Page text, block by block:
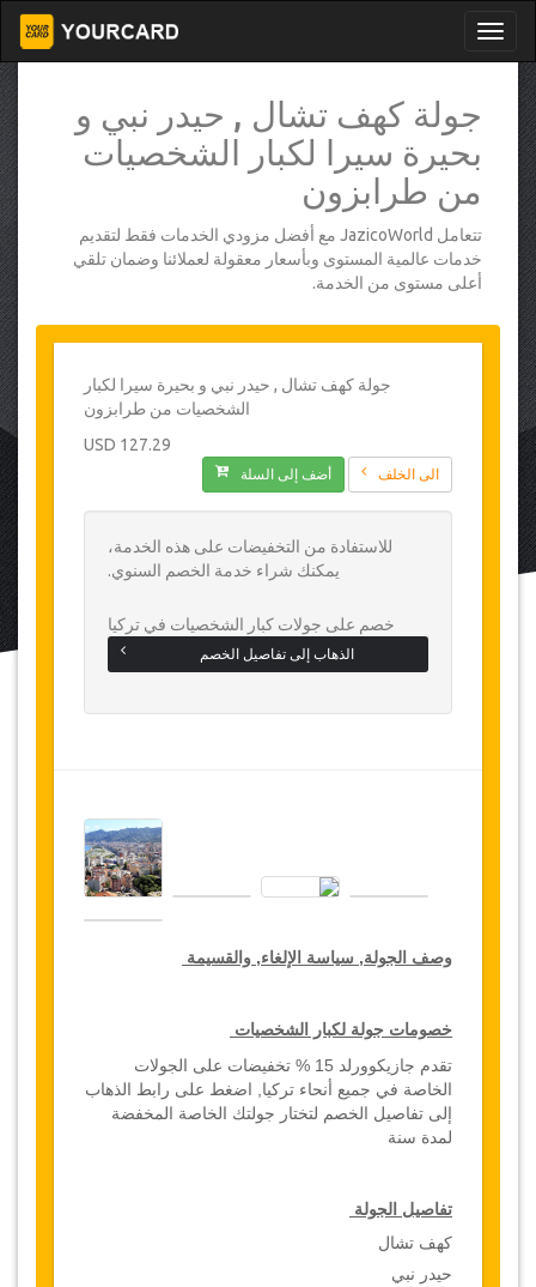
جولة كهف تشال , حيدر نبي و
بحيرة سيرا لكبار الشخصيات
من طرابزون
تتعامل JazicoWorld مع أفضل مزودي الخدمات فقط لتقديم
خدمات عالمية المستوى وبأسعار معقولة لعملائنا وضمان تلقي
أعلى مستوى من الخدمة.
جولة كهف تشال , حيدر نبي و بحيرة سيرا لكبار
الشخصيات من طرابزون
127.29 USD
الى الخلف أضف إلى السلة
للاستفادة من التخفيضات على هذه الخدمة،
يمكنك شراء خدمة الخصم السنوي.
خصم على جولات كبار الشخصيات في تركيا
الذهاب إلى تفاصيل الخصم
وصف الجولة, سياسة الإلغاء, والقسيمة
خصومات جولة لكبار الشخصيات
تقدم جازيكوورلد 15 % تخفيضات على الجولات
الخاصة في جميع أنحاء تركيا, اضغط على رابط الذهاب
إلى تفاصيل الخصم لتختار جولتك الخاصة المخفضة
لمدة سنة
تفاصيل الجولة
كهف تشال
حيدر نبي